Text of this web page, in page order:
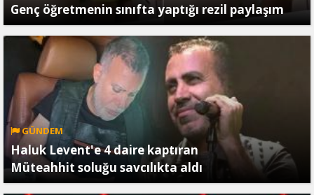
Genç öğretmenin sınıfta yaptığı rezil paylaşım
GÜNDEM
Haluk Levent'e 4 daire kaptıran
Müteahhit soluğu savcılıkta aldı